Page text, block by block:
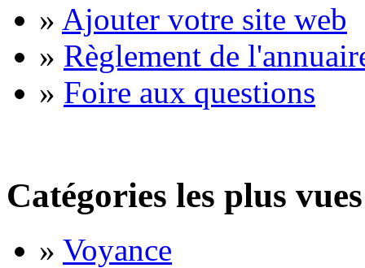
» Ajouter votre site web
» Règlement de
» Foire aux questions
Catégories les plus vues
» Voyance